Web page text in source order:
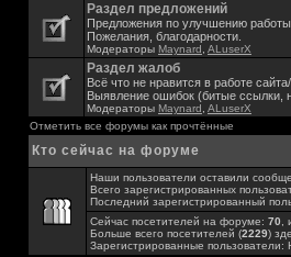
Раздел предложений
Предложения по улучшению
Пожелания, благодарности.
Модераторы Maynard ALuserX
Раздел жалоб
Всё что не нравится в работе
Выявление ошибок (битые ссылки,
Модераторы Maynard ALuserX
Отметить все форумы как прочтённые
Кто сейчас на форуме
Наши пользователи оставили
Всего зарегистрированных
Последний зарегистрированный
Сейчас посетителей на форуме: 70
Больше всего посетителей (2229)
Зарегистрированные пользователи: